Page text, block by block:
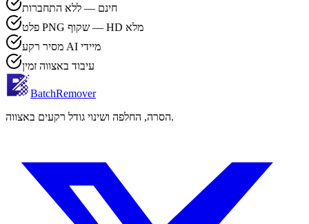
חינם — ללא התחברות
פלט PNG שקוף — HD מלא
מסיר רקע AI מיידי
עיבוד באצווה זמין
BatchRemover
הסרה, החלפה ושינוי גודל רקעים באצווה.